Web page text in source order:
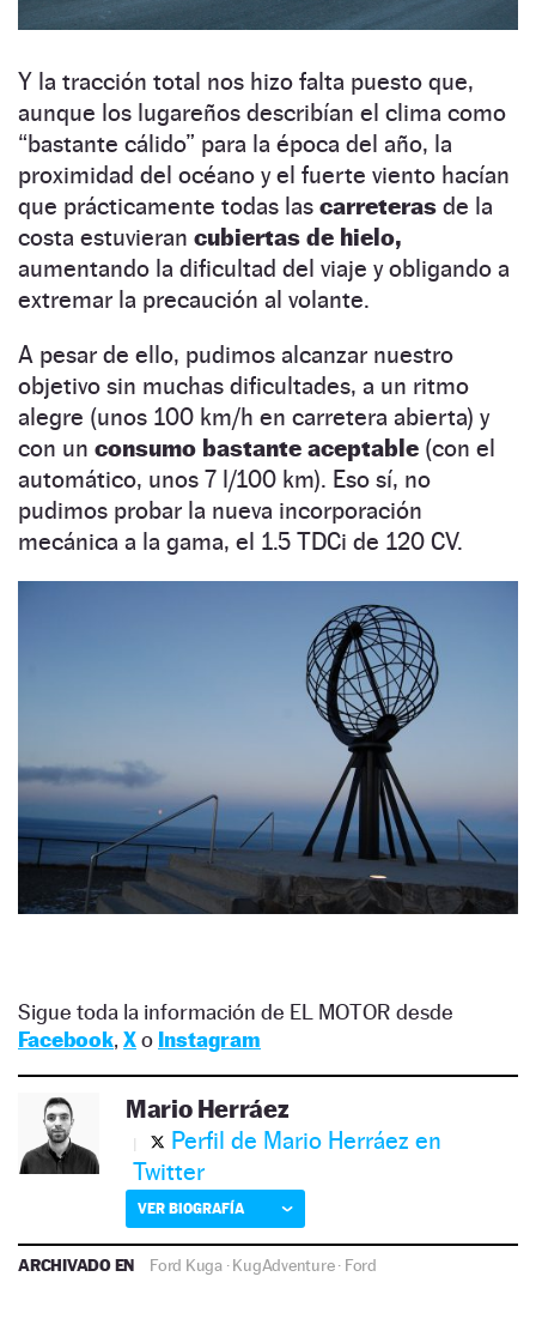
Y la tracción total nos hizo falta puesto que,
aunque los lugareños describían el clima como
“bastante cálido” para la época del año, la
proximidad del océano y el fuerte viento hacían
que prácticamente todas las carreteras de la
costa estuvieran cubiertas de hielo,
aumentando la dificultad del viaje y obligando a
extremar la precaución al volante.
A pesar de ello, pudimos alcanzar nuestro
objetivo sin muchas dificultades, a un ritmo
alegre (unos 100 km/h en carretera abierta) y
con un consumo bastante aceptable (con el
automático, unos 7 l/100 km). Eso sí, no
pudimos probar la nueva incorporación
mecánica a la gama, el 1.5 TDCi de 120 CV.
Sigue toda la información de EL MOTOR desde
Facebook, Xo Instagram
Mario Herráez
Perfil de Mario Herráez en
Twitter
VER BIOGRAFÍA
ARCHIVADO EN Ford Kuga·KugAdventure· Ford